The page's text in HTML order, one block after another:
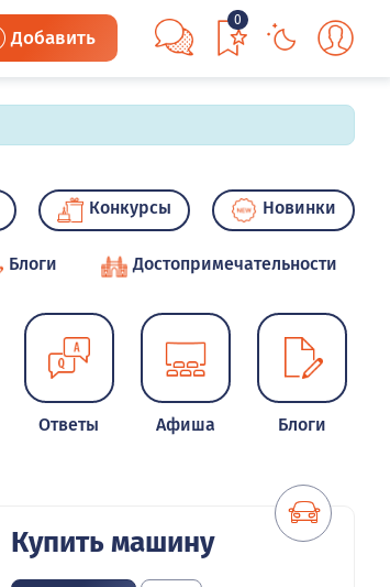
Добавить
0
Конкурсы Новинки
Блоги Достопримечательности
Ответы Афиша Блоги
Купить машину